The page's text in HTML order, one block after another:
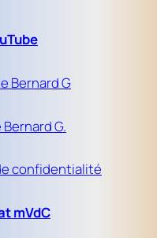
Bernard G
G.
confidentialité
mVdC